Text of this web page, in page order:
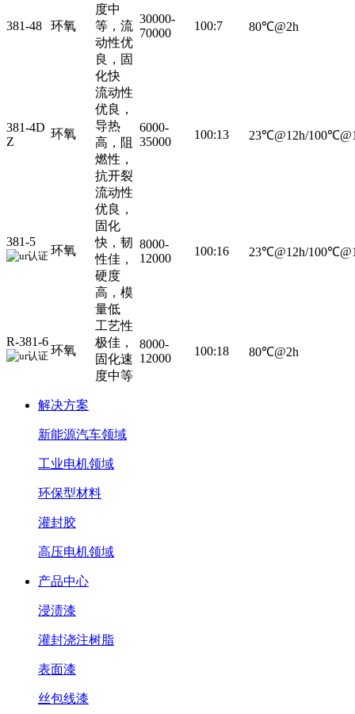
381-48 环氧
度中
等，流
动性优
良，固
化快
30000-
70000
100:7 80℃@2h
381-4D
Z
环氧
流动性
优良，
导热
高，阻
燃性，
抗开裂
6000-
35000
100:13 23℃@12h/
381-5
环氧
流动性
优良，
固化
快，韧
性佳，
硬度
高，模
量低
8000-
12000
100:16 23℃@12h/
R-381-6
环氧
工艺性
极佳，
固化速
度中等
8000-
12000
100:18 80℃@2h
解决方案
新能源汽车领域
工业电机领域
环保型材料
灌封胶
高压电机领域
产品中心
浸渍漆
灌封浇注树脂
表面漆
丝包线漆